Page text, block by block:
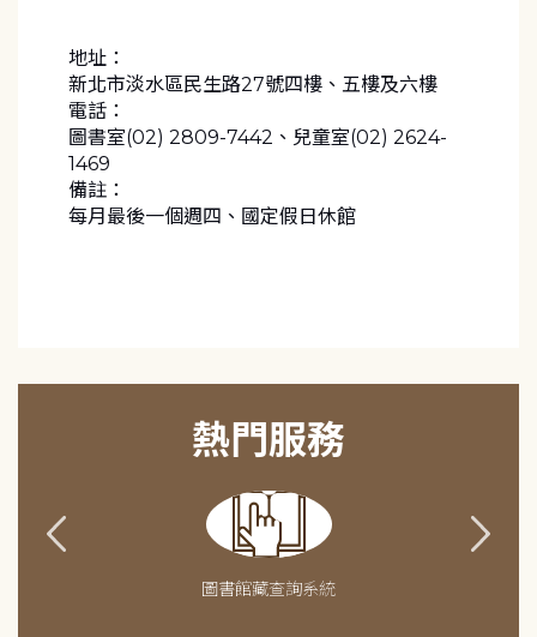
地址：
新北市淡水區民生路27號四樓、五樓及六樓
電話：
圖書室(02) 2809-7442、兒童室(02) 2624-
1469
備註：
每月最後一個週四、國定假日休館
熱門服務
圖書館藏查詢系統